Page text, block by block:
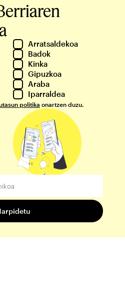
Arratsaldekoa
Badok
Kinka
Gipuzkoa
Araba
Iparraldea
politika onartzen duzu.